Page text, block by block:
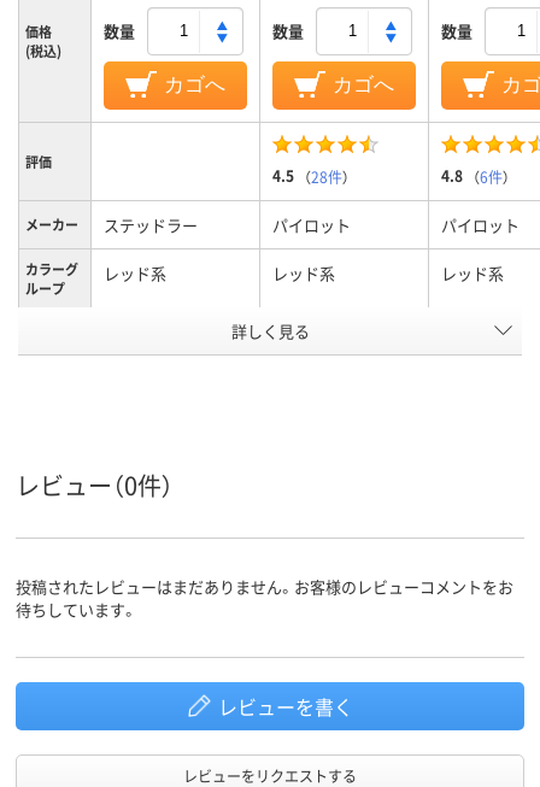
価格
(税込)
数量
カゴへ
数量
カゴへ
数量
カ
評価
4.5 （28件） 4.8 （6件）
メーカー ステッドラー パイロット パイロット
カラーグ
ループ
レッド系 レッド系 レッド系
タイプ
カートリッジ交換
式、直液式、交換カー
カートリッ
式、直液式、
詳しく見る
レビュー（0件）
投稿されたレビューはまだありません。お客様のレビューコメントをお
待ちしています。
レビューを書く
レビューをリクエストする